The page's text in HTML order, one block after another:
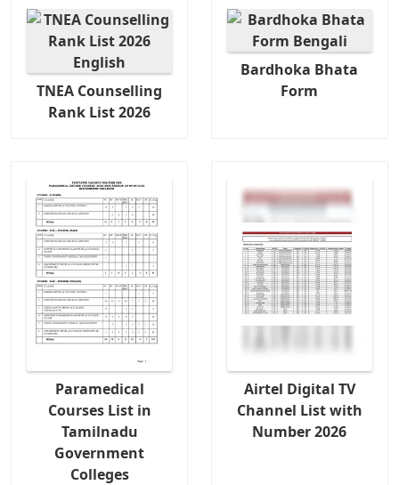
TNEA Counselling
Rank List 2026
Bardhoka Bhata
Form
Paramedical
Courses List in
Tamilnadu
Government
Colleges
Airtel Digital TV
Channel List with
Number 2026